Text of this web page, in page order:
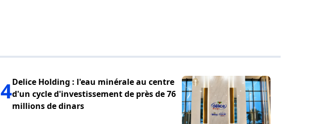
4Delice Holding : l'eau minérale au centre
d'un cycle d'investissement de près de 76
millions de dinars